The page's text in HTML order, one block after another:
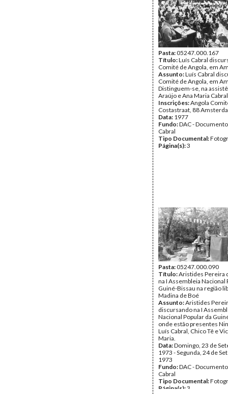
Pasta:05247.000.167
Título:Luís Cabral
Comité de Angola, em
Assunto:Luís Cabral
Comité de Angola, em
Distinguem-se, na
Araújo e Ana Maria
Inscrições:Angola
Costastraat, 88
Data: 1977
Fundo:DAC -
Cabral
Tipo Documental:
Página(s):3
Pasta:05247.000.090
Título:Aristides Pereira
na I Assembleia Nacional
Guiné-Bissau na região
Madina de Boé
Assunto:Aristides
discursando na I
Nacional Popular da
onde estão presentes
Luís Cabral, Chico Tê e
Maria.
Data:Domingo, 23 de
1973 - Segunda, 24 de
1973
Fundo:DAC -
Cabral
Tipo Documental:
Página(s):3